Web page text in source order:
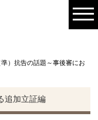
）抗告の話題～事後審にお
追加立証編